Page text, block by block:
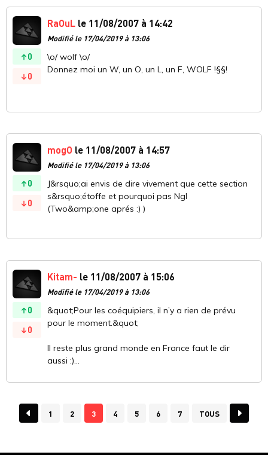
0
0
RaOuL le 11/08/2007 à 14:42
Modifié le 17/04/2019 à 13:06
\o/ wolf \o/
Donnez moi un W, un O, un L, un F, WOLF !§§!
0
0
mogO le 11/08/2007 à 14:57
Modifié le 17/04/2019 à 13:06
J&rsquo;ai envis de dire vivement que cette section
s&rsquo;étoffe et pourquoi pas Ngl
(Two&amp;one aprés :) )
0
0
Kitam- le 11/08/2007 à 15:06
Modifié le 17/04/2019 à 13:06
&quot;Pour les coéquipiers, il n’y a rien de prévu
pour le moment.&quot;
Il reste plus grand monde en France faut le dir
aussi :)...
1 2 3 4 5 6 7 TOUS